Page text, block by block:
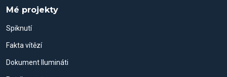
Mé projekty
Spiknutí
Fakta vítězí
Dokument Ilumináti